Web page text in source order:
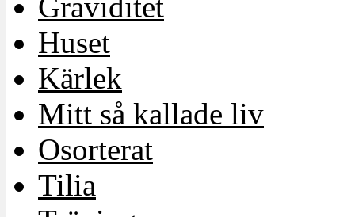
Huset
Kärlek
Mitt så kallade liv
Osorterat
Tilia